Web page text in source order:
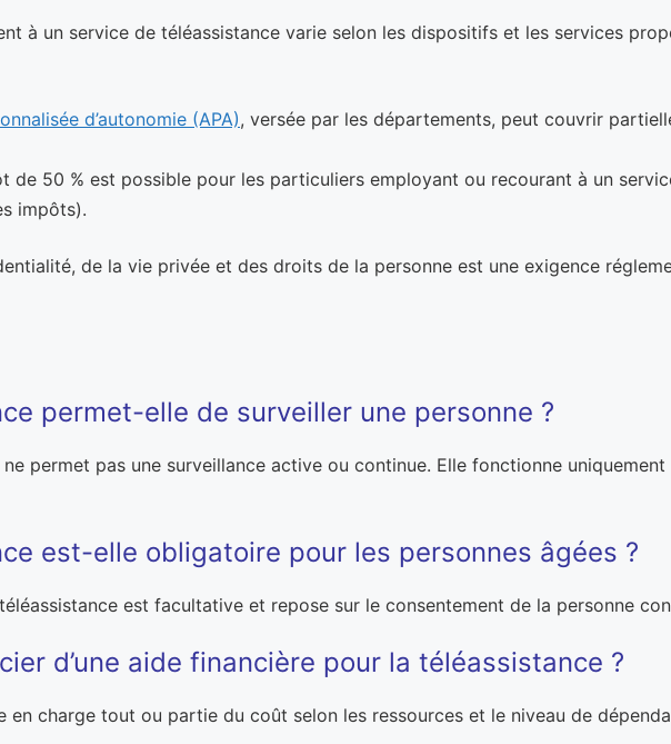
à un service de téléassistance varie selon les dispositifs et les services
d’autonomie (APA), versée par les départements, peut couvrir
de 50 % est possible pour les particuliers employant ou recourant à un
impôts).
de la vie privée et des droits de la personne est une exigence
permet-elle de surveiller une personne ?
permet pas une surveillance active ou continue. Elle fonctionne
est-elle obligatoire pour les personnes âgées ?
est facultative et repose sur le consentement de la personne
d’une aide financière pour la téléassistance ?
en charge tout ou partie du coût selon les ressources et le niveau de